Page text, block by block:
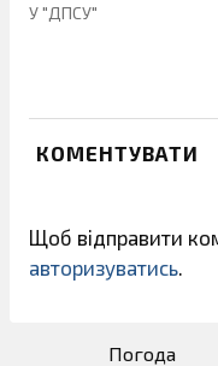
У "ДПСУ"
КОМЕНТУВАТИ
Щоб відправити
авторизуватись
Погода